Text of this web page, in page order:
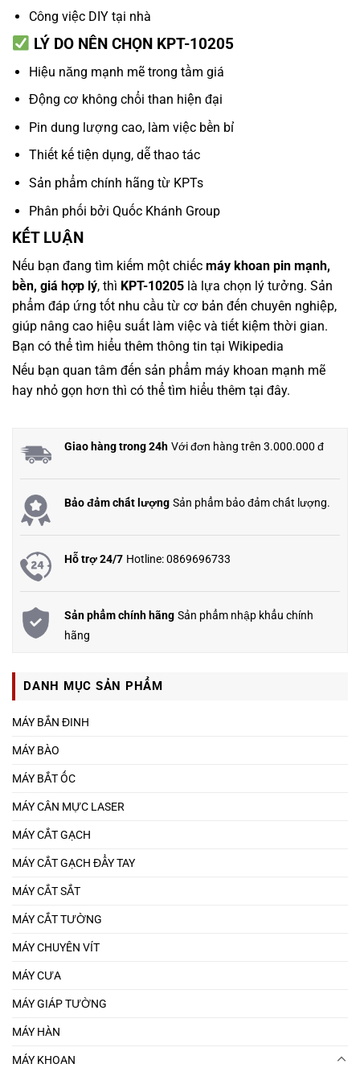
Công việc DIY tại nhà
LÝ DO NÊN CHỌN KPT-10205
Hiệu năng mạnh mẽ trong tầm giá
Động cơ không chổi than hiện đại
Pin dung lượng cao, làm việc bền bỉ
Thiết kế tiện dụng, dễ thao tác
Sản phẩm chính hãng từ KPTs
Phân phối bởi Quốc Khánh Group
KẾT LUẬN
Nếu bạn đang tìm kiếm một chiếc máy khoan pin mạnh,
bền, giá hợp lý, thì KPT-10205 là lựa chọn lý tưởng. Sản
phẩm đáp ứng tốt nhu cầu từ cơ bản đến chuyên nghiệp,
giúp nâng cao hiệu suất làm việc và tiết kiệm thời gian.
Bạn có thể tìm hiểu thêm thông tin tại Wikipedia
Nếu bạn quan tâm đến sản phẩm máy khoan mạnh mẽ
hay nhỏ gọn hơn thì có thể tìm hiểu thêm tại đây.
Giao hàng trong 24h Với đơn hàng trên 3.000.000 đ
Bảo đảm chất lượng Sản phẩm bảo đảm chất lượng.
Hỗ trợ 24/7 Hotline: 0869696733
Sản phẩm chính hãng Sản phẩm nhập khẩu chính
hãng
DANH MỤC SẢN PHẨM
MÁY BẮN ĐINH
MÁY BÀO
MÁY BẮT ỐC
MÁY CÂN MỰC LASER
MÁY CẮT GẠCH
MÁY CẮT GẠCH ĐẨY TAY
MÁY CẮT SẮT
MÁY CẮT TƯỜNG
MÁY CHUYÊN VÍT
MÁY CƯA
MÁY GIÁP TƯỜNG
MÁY HÀN
MÁY KHOAN